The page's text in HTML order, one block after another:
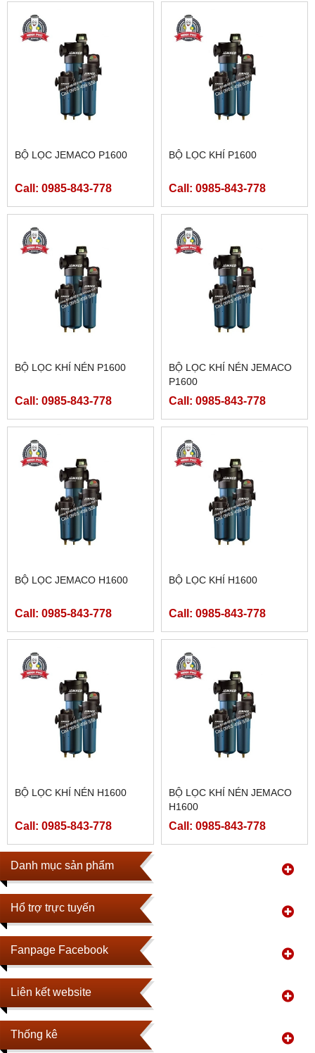
Danh mục sản phẩm
Hổ trợ trực tuyến
Fanpage Facebook
Liên kết website
Thống kê
BỘ LỌC JEMACO P1600
Call: 0985-843-778
BỘ LỌC KHÍ P1600
Call: 0985-843-778
BỘ LỌC KHÍ NÉN P1600
Call: 0985-843-778
BỘ LỌC KHÍ NÉN JEMACO
P1600
Call: 0985-843-778
BỘ LỌC JEMACO H1600
Call: 0985-843-778
BỘ LỌC KHÍ H1600
Call: 0985-843-778
BỘ LỌC KHÍ NÉN H1600
Call: 0985-843-778
BỘ LỌC KHÍ NÉN JEMACO
H1600
Call: 0985-843-778